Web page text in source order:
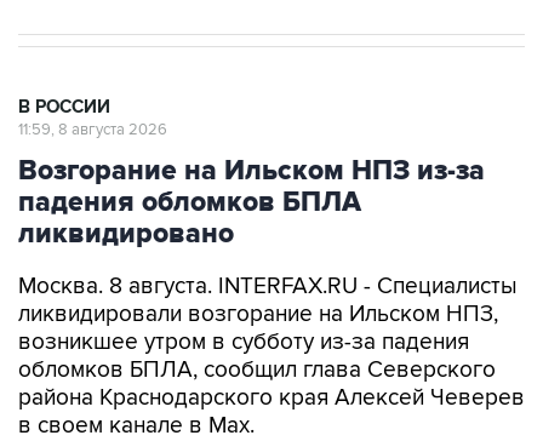
В РОССИИ
11:59, 8 августа 2026
Возгорание на Ильском НПЗ из-за
падения обломков БПЛА
ликвидировано
Москва. 8 августа. INTERFAX.RU - Специалисты
ликвидировали возгорание на Ильском НПЗ,
возникшее утром в субботу из-за падения
обломков БПЛА, сообщил глава Северского
района Краснодарского края Алексей Чеверев
в своем канале в Max.